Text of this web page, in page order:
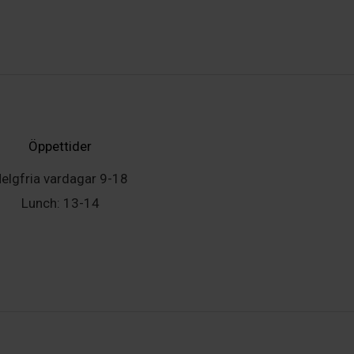
Öppettider
vardagar 9-18
Lunch: 13-14